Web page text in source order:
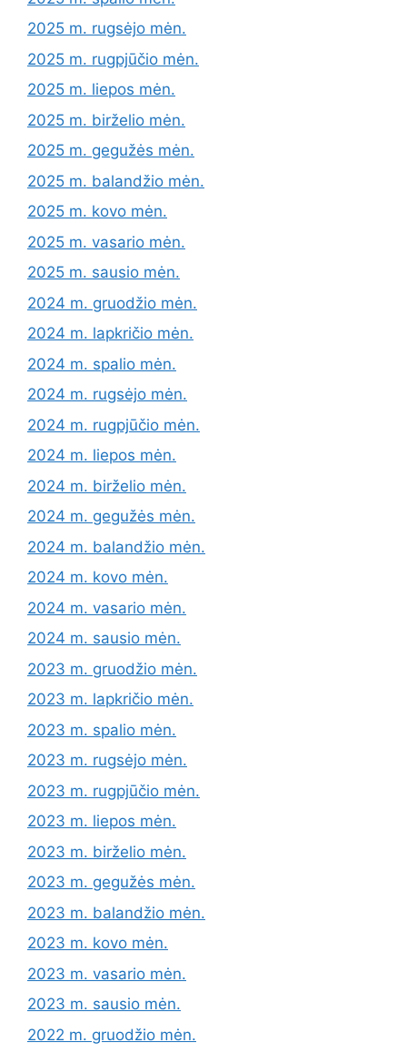
2025 m. rugsėjo mėn.
2025 m. rugpjūčio mėn.
2025 m. liepos mėn.
2025 m. birželio mėn.
2025 m. gegužės mėn.
2025 m. balandžio mėn.
2025 m. kovo mėn.
2025 m. vasario mėn.
2025 m. sausio mėn.
2024 m. gruodžio mėn.
2024 m. lapkričio mėn.
2024 m. spalio mėn.
2024 m. rugsėjo mėn.
2024 m. rugpjūčio mėn.
2024 m. liepos mėn.
2024 m. birželio mėn.
2024 m. gegužės mėn.
2024 m. balandžio mėn.
2024 m. kovo mėn.
2024 m. vasario mėn.
2024 m. sausio mėn.
2023 m. gruodžio mėn.
2023 m. lapkričio mėn.
2023 m. spalio mėn.
2023 m. rugsėjo mėn.
2023 m. rugpjūčio mėn.
2023 m. liepos mėn.
2023 m. birželio mėn.
2023 m. gegužės mėn.
2023 m. balandžio mėn.
2023 m. kovo mėn.
2023 m. vasario mėn.
2023 m. sausio mėn.
2022 m. gruodžio mėn.